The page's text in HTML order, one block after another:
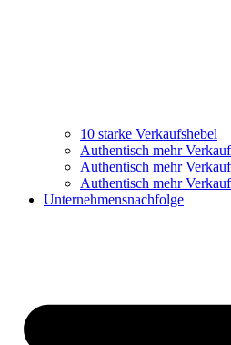
10 starke Verkaufshebel
Authentisch mehr
Authentisch mehr
Authentisch mehr
Unternehmensnachfolge